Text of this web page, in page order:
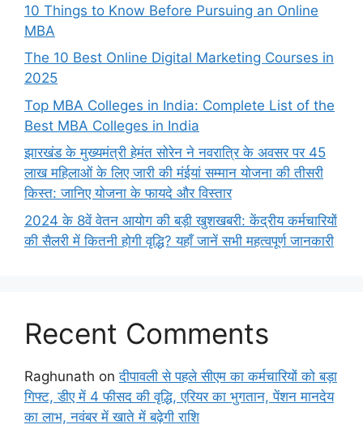
10 Things to Know Before Pursuing an Online
MBA
The 10 Best Online Digital Marketing Courses in
2025
Top MBA Colleges in India: Complete List of the
Best MBA Colleges in India
झारखंड के मुख्यमंत्री हेमंत सोरेन ने नवरात्रि के अवसर पर 45
लाख महिलाओं के लिए जारी की मंईयां सम्मान योजना की तीसरी
किस्त: जानिए योजना के फायदे और विस्तार
2024 के 8वें वेतन आयोग की बड़ी खुशखबरी: केंद्रीय कर्मचारियों
की सैलरी में कितनी होगी वृद्धि? यहाँ जानें सभी महत्वपूर्ण जानकारी
Recent Comments
Raghunath onदीपावली से पहले सीएम का कर्मचारियों को बड़ा
गिफ्ट, डीए में 4 फीसद की वृद्धि, एरियर का भुगतान, पेंशन मानदेय
का लाभ, नवंबर में खाते में बढ़ेगी राशि